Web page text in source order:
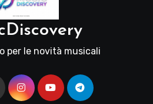
per le novità musicali